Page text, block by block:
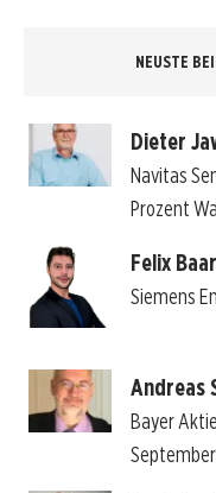
NEUSTE
Dieter
Navitas
Prozent
Felix
Siemens
Andreas
Bayer
September